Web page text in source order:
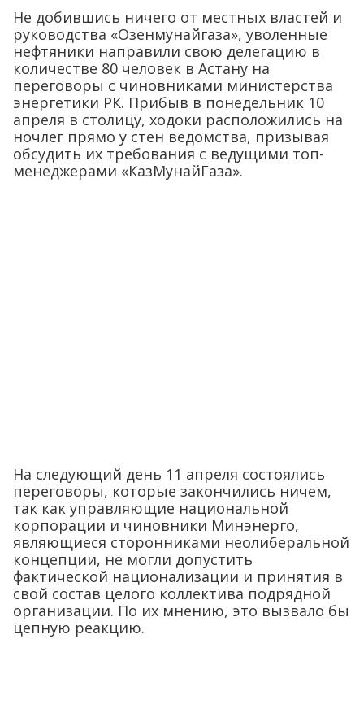
Не добившись ничего от местных властей и
руководства «Озенмунайгаза», уволенные
нефтяники направили свою делегацию в
количестве 80 человек в Астану на
переговоры с чиновниками министерства
энергетики РК. Прибыв в понедельник 10
апреля в столицу, ходоки расположились на
ночлег прямо у стен ведомства, призывая
обсудить их требования с ведущими топ-
менеджерами «КазМунайГаза».
На следующий день 11 апреля состоялись
переговоры, которые закончились ничем,
так как управляющие национальной
корпорации и чиновники Минэнерго,
являющиеся сторонниками неолиберальной
концепции, не могли допустить
фактической национализации и принятия в
свой состав целого коллектива подрядной
организации. По их мнению, это вызвало бы
цепную реакцию.